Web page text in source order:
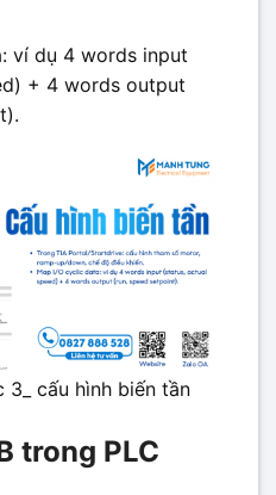
ví dụ 4 words input
+ 4 words output
3_ cấu hình biến tần
trong PLC